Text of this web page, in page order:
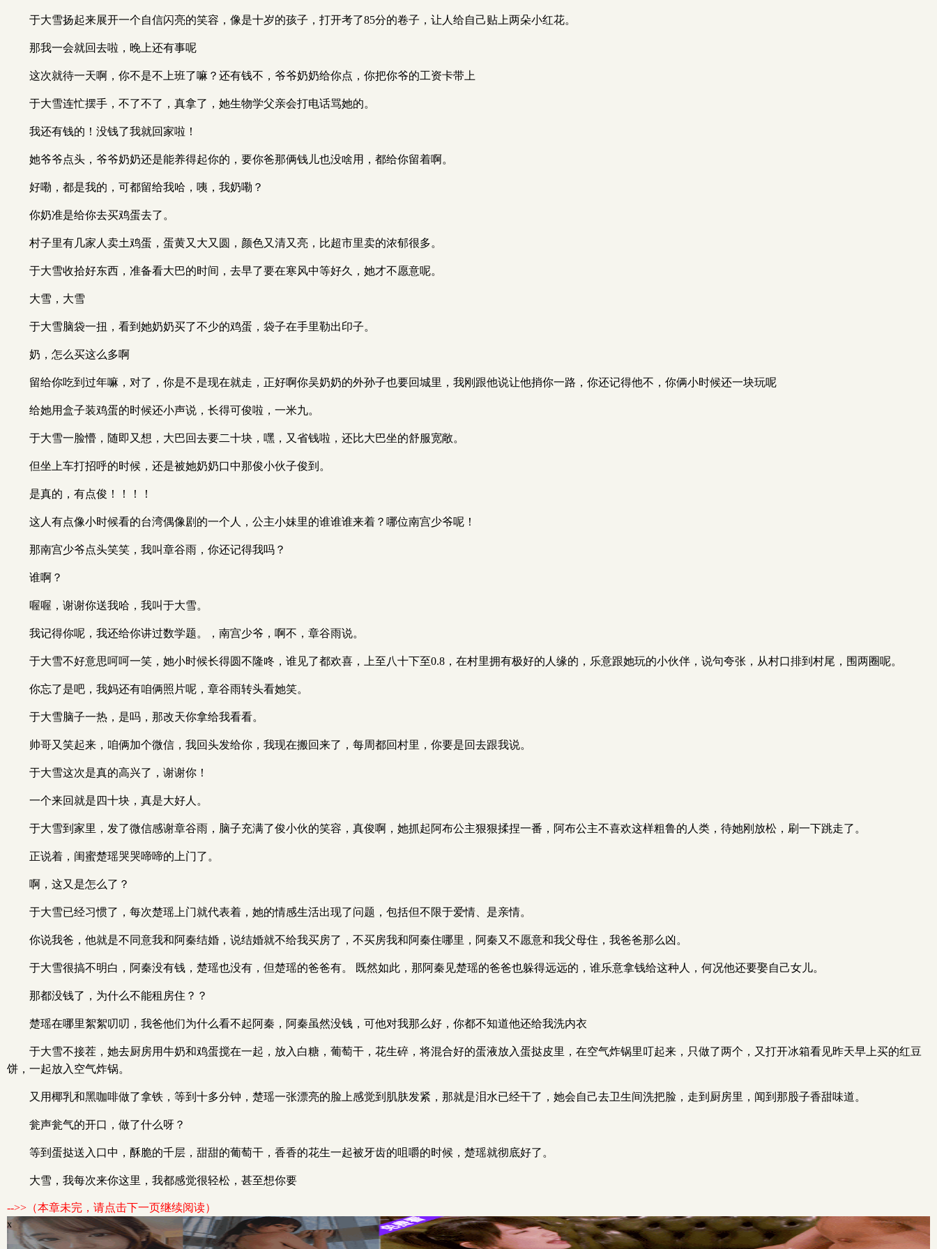
于大雪扬起来展开一个自信闪亮的笑容，像是十岁的孩子，打开考了85分的卷子，让人给自己贴上两朵小红花。
那我一会就回去啦，晚上还有事呢
这次就待一天啊，你不是不上班了嘛？还有钱不，爷爷奶奶给你点，你把你爷的工资卡带上
于大雪连忙摆手，不了不了，真拿了，她生物学父亲会打电话骂她的。
我还有钱的！没钱了我就回家啦！
她爷爷点头，爷爷奶奶还是能养得起你的，要你爸那俩钱儿也没啥用，都给你留着啊。
好嘞，都是我的，可都留给我哈，咦，我奶嘞？
你奶准是给你去买鸡蛋去了。
村子里有几家人卖土鸡蛋，蛋黄又大又圆，颜色又清又亮，比超市里卖的浓郁很多。
于大雪收拾好东西，准备看大巴的时间，去早了要在寒风中等好久，她才不愿意呢。
大雪，大雪
于大雪脑袋一扭，看到她奶奶买了不少的鸡蛋，袋子在手里勒出印子。
奶，怎么买这么多啊
留给你吃到过年嘛，对了，你是不是现在就走，正好啊你吴奶奶的外孙子也要回城里，我刚跟他说让他捎你一路，你还记得他不，你俩小时候还一块玩呢
给她用盒子装鸡蛋的时候还小声说，长得可俊啦，一米九。
于大雪一脸懵，随即又想，大巴回去要二十块，嘿，又省钱啦，还比大巴坐的舒服宽敞。
但坐上车打招呼的时候，还是被她奶奶口中那俊小伙子俊到。
是真的，有点俊！！！！
这人有点像小时候看的台湾偶像剧的一个人，公主小妹里的谁谁谁来着？哪位南宫少爷呢！
那南宫少爷点头笑笑，我叫章谷雨，你还记得我吗？
谁啊？
喔喔，谢谢你送我哈，我叫于大雪。
我记得你呢，我还给你讲过数学题。，南宫少爷，啊不，章谷雨说。
于大雪不好意思呵呵一笑，她小时候长得圆不隆咚，谁见了都欢喜，上至八十下至0.8，在村里拥有极好的人缘的，乐意跟她玩的小伙伴，说句夸张，从村口排到村尾，围两圈呢。
你忘了是吧，我妈还有咱俩照片呢，章谷雨转头看她笑。
于大雪脑子一热，是吗，那改天你拿给我看看。
帅哥又笑起来，咱俩加个微信，我回头发给你，我现在搬回来了，每周都回村里，你要是回去跟我说。
于大雪这次是真的高兴了，谢谢你！
一个来回就是四十块，真是大好人。
于大雪到家里，发了微信感谢章谷雨，脑子充满了俊小伙的笑容，真俊啊，她抓起阿布公主狠狠揉捏一番，阿布公主不喜欢这样粗鲁的人类，待她刚放松，刷一下跳走了。
正说着，闺蜜楚瑶哭哭啼啼的上门了。
啊，这又是怎么了？
于大雪已经习惯了，每次楚瑶上门就代表着，她的情感生活出现了问题，包括但不限于爱情、是亲情。
你说我爸，他就是不同意我和阿秦结婚，说结婚就不给我买房了，不买房我和阿秦住哪里，阿秦又不愿意和我父母住，我爸爸那么凶。
于大雪很搞不明白，阿秦没有钱，楚瑶也没有，但楚瑶的爸爸有。 既然如此，那阿秦见楚瑶的爸爸也躲得远远的，谁乐意拿钱给这种人，何况他还要娶自己女儿。
那都没钱了，为什么不能租房住？？
楚瑶在哪里絮絮叨叨，我爸他们为什么看不起阿秦，阿秦虽然没钱，可他对我那么好，你都不知道他还给我洗内衣
于大雪不接茬，她去厨房用牛奶和鸡蛋搅在一起，放入白糖，葡萄干，花生碎，将混合好的蛋液放入蛋挞皮里，在空气炸锅里叮起来，只做了两个，又打开冰箱看见昨天早上买的红豆
饼，一起放入空气炸锅。
又用椰乳和黑咖啡做了拿铁，等到十多分钟，楚瑶一张漂亮的脸上感觉到肌肤发紧，那就是泪水已经干了，她会自己去卫生间洗把脸，走到厨房里，闻到那股子香甜味道。
瓮声瓮气的开口，做了什么呀？
等到蛋挞送入口中，酥脆的千层，甜甜的葡萄干，香香的花生一起被牙齿的咀嚼的时候，楚瑶就彻底好了。
大雪，我每次来你这里，我都感觉很轻松，甚至想你要
-->>（本章未完，请点击下一页继续阅读）
x